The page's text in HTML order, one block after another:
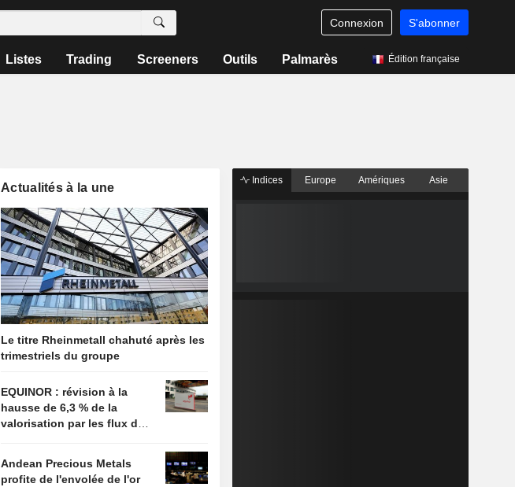
Connexion S'abonner
Listes Trading Screeners Outils Palmarès Édition française
Actualités à la une
Le titre Rheinmetall chahuté après les
trimestriels du groupe
EQUINOR : révision à la
hausse de 6,3 % de la
valorisation par les flux de
Andean Precious Metals
profite de l'envolée de l'or
Indices Europe Amériques Asie